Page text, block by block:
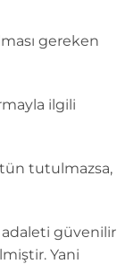
gereken
ilgili
tutulmazsa,
güvenilir
Yani